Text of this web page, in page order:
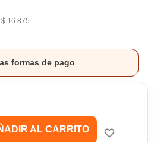
$ 16.875
formas de pago
AL CARRITO favorite_border